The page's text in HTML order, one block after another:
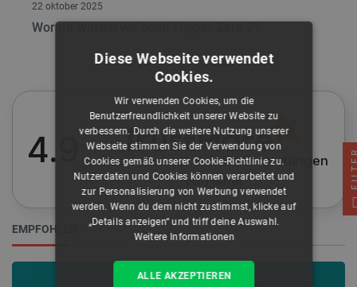
4.9 Basierend auf 109 121Bewertungen
von jeher
EMPFOHLEN
22 oktober 2025
Worauf warten wir beim Flipper Zero 2?
Diese Webseite verwendet
Cookies.
Wir verwenden Cookies, um die
Benutzerfreundlichkeit unserer Website zu
verbessern. Durch die weitere Nutzung unserer
Webseite stimmen Sie der Verwendung von
Cookies gemäß unserer Cookie-Richtlinie zu.
Nutzerdaten und Cookies können verarbeitet und
zur Personalisierung von Werbung verwendet
werden. Wenn du dem nicht zustimmst, klicke auf
„Details anzeigen“ und triff deine Auswahl.
Weitere Informationen
ALLE AKZEPTIEREN